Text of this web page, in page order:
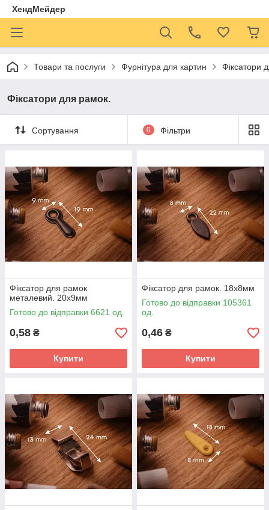
ХендМейдер
Товари та послуги Фурнітура для картин Фіксатори
Фіксатори для рамок.
Сортування 0 Фільтри
Фіксатор для рамок
металевий. 20х9мм
Готово до відправки 6621 од.
0,58 ₴
Купити
Фіксатор для рамок. 18х8мм
Готово до відправки 105361
од.
0,46 ₴
Купити